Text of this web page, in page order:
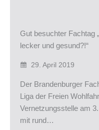
Gut besuchter Fachtag
lecker und gesund?!“
29. April 2019
Der Brandenburger
Liga der Freien
Vernetzungsstelle am
mit rund…